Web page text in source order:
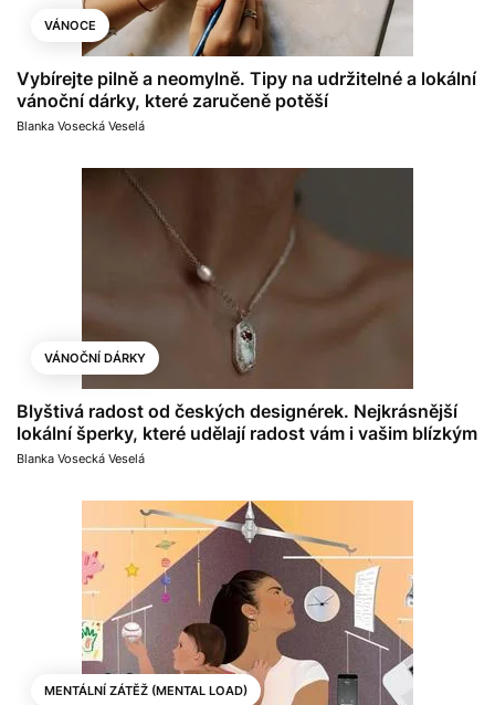
VÁNOCE
Vybírejte pilně a neomylně. Tipy na udržitelné a lokální
vánoční dárky, které zaručeně potěší
Blanka Vosecká Veselá
VÁNOČNÍ DÁRKY
Blyštivá radost od českých designérek. Nejkrásnější
lokální šperky, které udělají radost vám i vašim blízkým
Blanka Vosecká Veselá
MENTÁLNÍ ZÁTĚŽ (MENTAL LOAD)